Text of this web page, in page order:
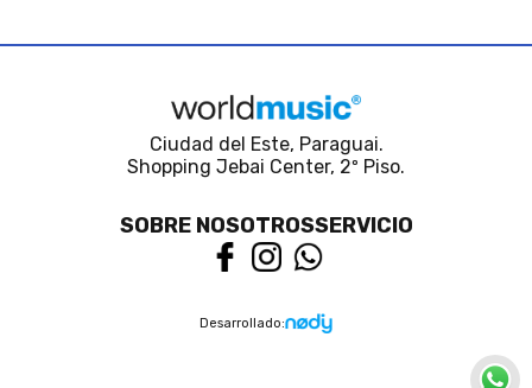
Ciudad del Este, Paraguai.
Shopping Jebai Center, 2º Piso.
SOBRE NOSOTROSSERVICIO
Desarrollado: